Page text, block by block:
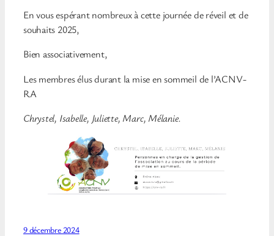
En vous espérant nombreux à cette journée de réveil et de
souhaits 2025,
Bien associativement,
Les membres élus durant la mise en sommeil de l’ACNV-
RA
Chrystel, Isabelle, Juliette, Marc, Mélanie.
9 décembre 2024